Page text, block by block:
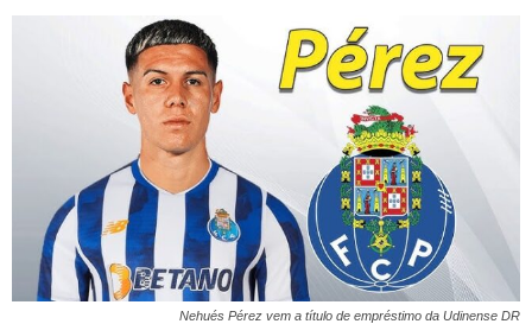
Nehués Pérez vem a título de empréstimo da Udinense DR